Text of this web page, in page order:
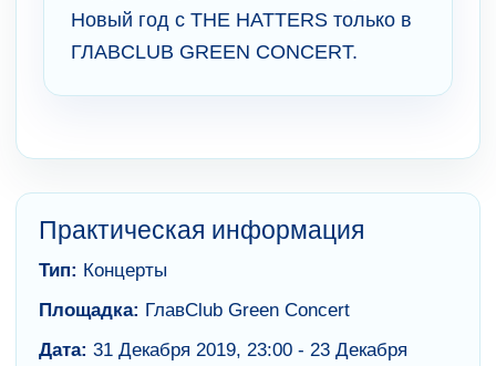
Новый год с THE HATTERS только в
ГЛАВCLUB GREEN CONCERT.
Практическая информация
Тип: Концерты
Площадка: ГлавClub Green Concert
Дата: 31 Декабря 2019, 23:00 - 23 Декабря